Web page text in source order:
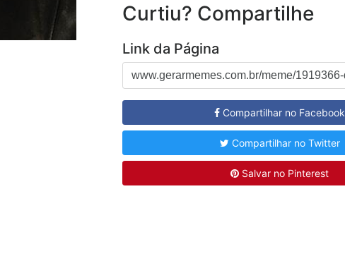
Curtiu? Compartilhe
Link da Página
Compartilhar no Facebook
Compartilhar no Twitter
Salvar no Pinterest